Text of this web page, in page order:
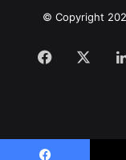
© Copyright
Facebook